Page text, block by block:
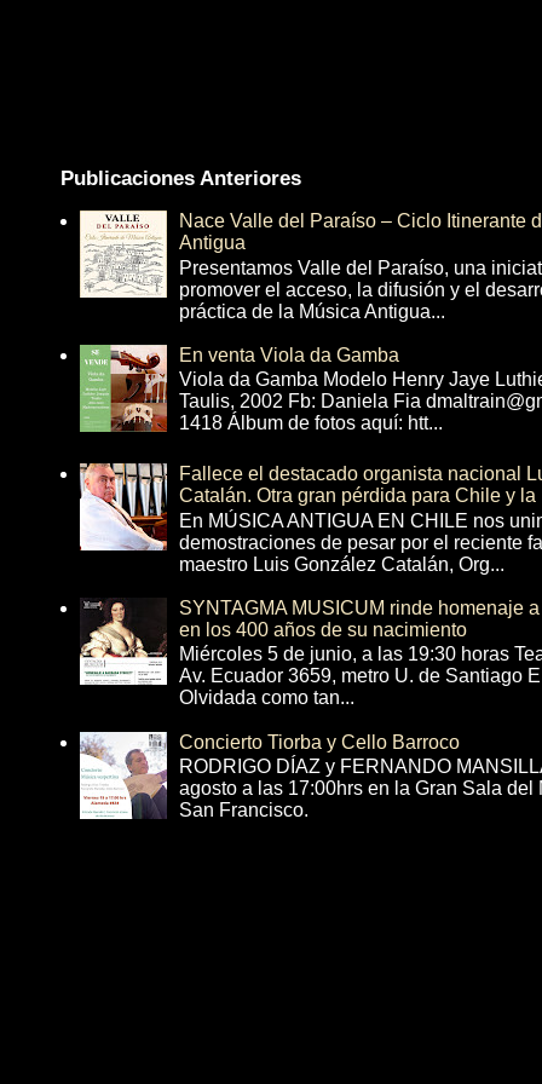
Publicaciones Anteriores
Nace Valle del Paraíso – Ciclo Itinerante
Antigua
Presentamos Valle del Paraíso, una
promover el acceso, la difusión y el
práctica de la Música Antigua...
En venta Viola da Gamba
Viola da Gamba Modelo Henry Jaye
Taulis, 2002 Fb: Daniela Fia
1418 Álbum de fotos aquí: htt...
Fallece el destacado organista nacional
Catalán. Otra gran pérdida para Chile y la
En MÚSICA ANTIGUA EN CHILE nos
demostraciones de pesar por el reciente
maestro Luis González Catalán, Org...
SYNTAGMA MUSICUM rinde homenaje
en los 400 años de su nacimiento
Miércoles 5 de junio, a las 19:30 horas
Av. Ecuador 3659, metro U. de Santiago
Olvidada como tan...
Concierto Tiorba y Cello Barroco
RODRIGO DÍAZ y FERNANDO
agosto a las 17:00hrs en la Gran Sala
San Francisco.